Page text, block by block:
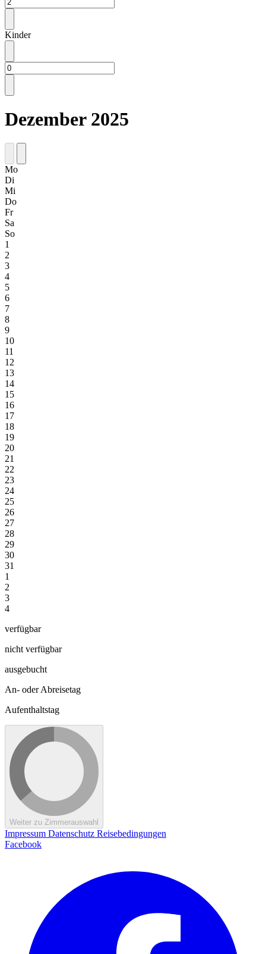
Kinder
Dezember 2025
Mo
Di
Mi
Do
Fr
Sa
So
1
2
3
4
5
6
7
8
9
10
11
12
13
14
15
16
17
18
19
20
21
22
23
24
25
26
27
28
29
30
31
1
2
3
4
verfügbar
nicht verfügbar
ausgebucht
An- oder Abreisetag
Aufenthaltstag
Weiter zu Zimmerauswahl
Impressum Datenschutz Reisebedingungen
Facebook